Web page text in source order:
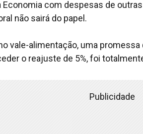
com despesas de
não sairá do papel.
vale-alimentação, uma
o reajuste de 5%, foi
Publicidade